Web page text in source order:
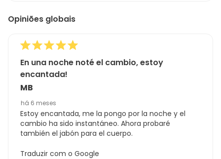
Opiniões globais
En una noche noté el cambio, estoy
encantada!
MB
há 6 meses
Estoy encantada, me la pongo por la noche y el
cambio ha sido instantáneo. Ahora probaré
también el jabón para el cuerpo.
Traduzir com o Google